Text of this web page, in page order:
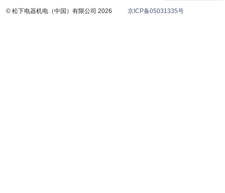
© 松下电器机电（中国）有限公司 2026 京ICP备05031335号